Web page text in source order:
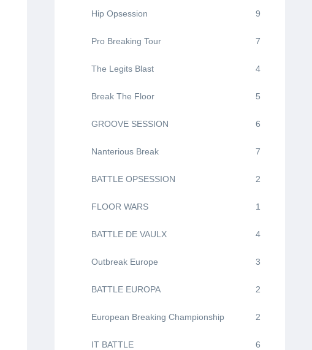
Hip Opsession 9
Pro Breaking Tour 7
The Legits Blast 4
Break The Floor 5
GROOVE SESSION 6
Nanterious Break 7
BATTLE OPSESSION 2
FLOOR WARS 1
BATTLE DE VAULX 4
Outbreak Europe 3
BATTLE EUROPA 2
European Breaking Championship 2
IT BATTLE 6